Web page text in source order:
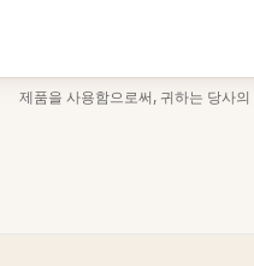
제품을 사용함으로써, 귀하는 당사의